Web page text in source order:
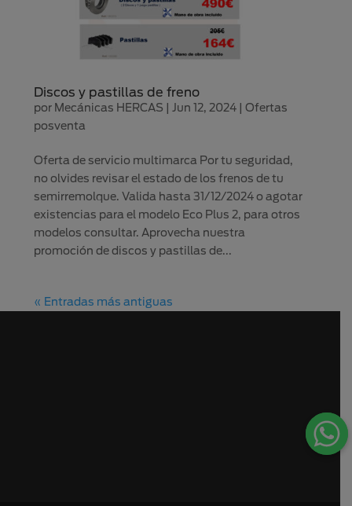
Discos y pastillas de freno
por Mecánicas HERCAS |Jun 12, 2024 |Ofertas
posventa
Oferta de servicio multimarca Por tu seguridad,
no olvides revisar el estado de los frenos de tu
semirremolque. Valida hasta 31/12/2024 o agotar
existencias para el modelo Eco Plus 2, para otros
modelos consultar. Aprovecha nuestra
promoción de discos y pastillas de...
« Entradas más antiguas